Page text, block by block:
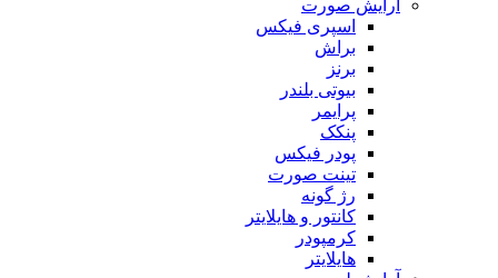
آرایش صورت
اسپری فیکس
براش
برنز
بیوتی بلندر
پرایمر
پنکک
پودر فیکس
تینت صورت
رژ گونه
کانتور و هایلایتر
کرمپودر
هایلایتر